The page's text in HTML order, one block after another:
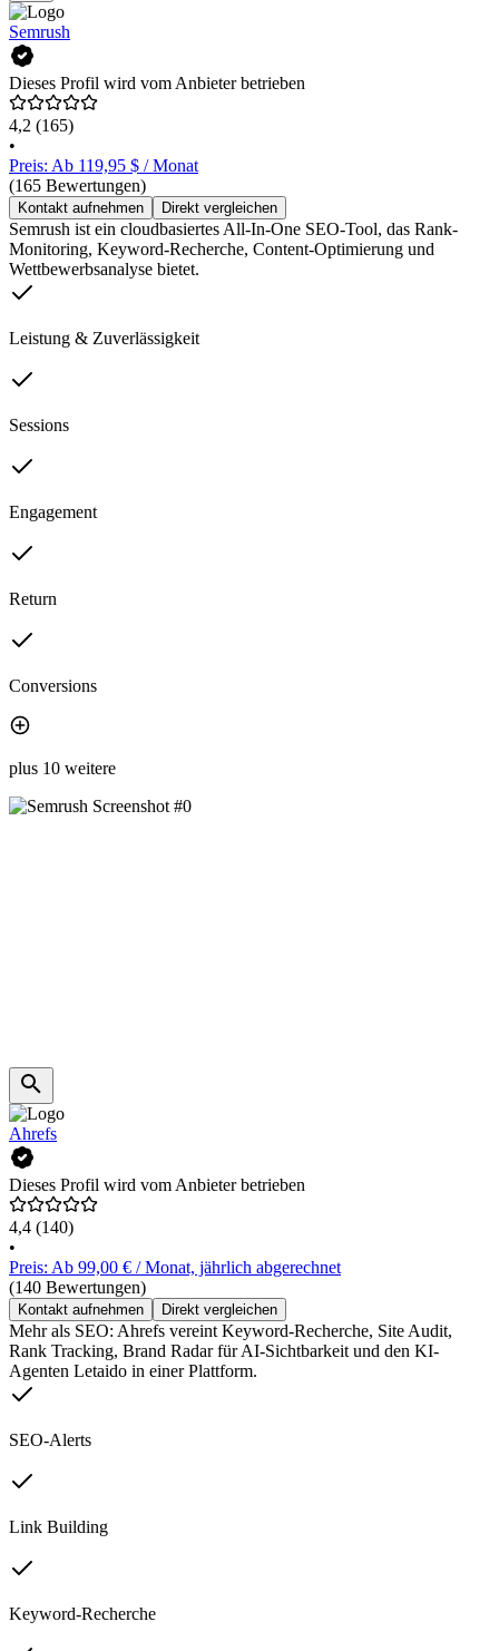
Semrush
Dieses Profil wird vom Anbieter betrieben
4,2 (165)
•
Preis: Ab 119,95 $ / Monat
(165 Bewertungen)
Kontakt aufnehmen Direkt vergleichen
Semrush ist ein cloudbasiertes All-In-One SEO-Tool, das Rank-
Monitoring, Keyword-Recherche, Content-Optimierung und
Wettbewerbsanalyse bietet.
Leistung & Zuverlässigkeit
Sessions
Engagement
Return
Conversions
plus 10 weitere
Ahrefs
Dieses Profil wird vom Anbieter betrieben
4,4 (140)
•
Preis: Ab 99,00 € / Monat, jährlich abgerechnet
(140 Bewertungen)
Kontakt aufnehmen Direkt vergleichen
Mehr als SEO: Ahrefs vereint Keyword-Recherche, Site Audit,
Rank Tracking, Brand Radar für AI-Sichtbarkeit und den KI-
Agenten Letaido in einer Plattform.
SEO-Alerts
Link Building
Keyword-Recherche